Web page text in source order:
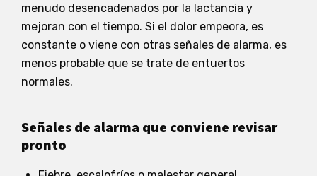
menudo desencadenados por la lactancia y
mejoran con el tiempo. Si el dolor empeora, es
constante o viene con otras señales de alarma, es
menos probable que se trate de entuertos
normales.
Señales de alarma que conviene revisar
pronto